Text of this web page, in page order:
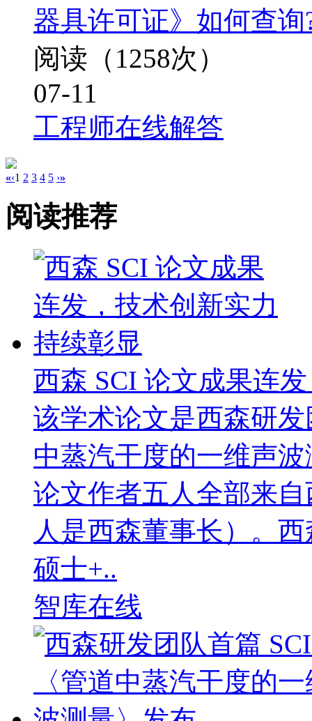
器具许可证》如何查
阅读（1258次）
07-11
工程师在线解答
«‹1 2 3 4 5 ›»
阅读推荐
西森 SCI 论文成果连
该学术论文是西森研
中蒸汽干度的一维声
论文作者五人全部来
人是西森董事长）。
硕士+..
智库在线